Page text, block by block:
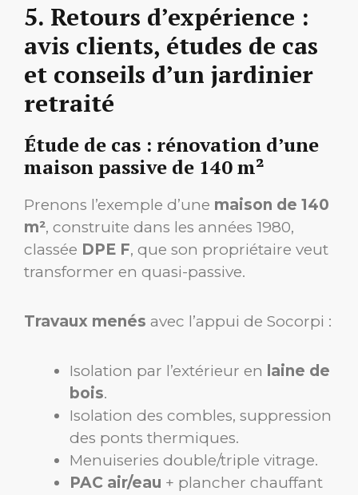
5. Retours d’expérience :
avis clients, études de cas
et conseils d’un jardinier
retraité
Étude de cas : rénovation d’une
maison passive de 140 m²
Prenons l’exemple d’une maison de 140
m², construite dans les années 1980,
classée DPE F, que son propriétaire veut
transformer en quasi-passive.
Travaux menés avec l’appui de Socorpi :
Isolation par l’extérieur en laine de
bois.
Isolation des combles, suppression
des ponts thermiques.
Menuiseries double/triple vitrage.
PAC air/eau + plancher chauffant